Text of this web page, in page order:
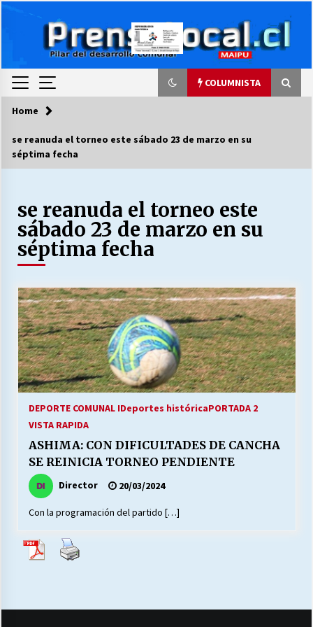
COLUMNISTA
COLUMNISTA
LA DC POR SIEMPRE.RECORDANDO 69 AÑOS DE
HISTORIA
28/07/2026
“ORGULLOSOS DE SER DC” SALUDA EL
CUMPLEAÑOS 69
27/07/2026
MUNICIPALIDAD, TRABAJADORES, CLIMA
LABORAL:
13/07/2026
Escuela hospitalaria El Carmen de Maipu.
¿Qué habrían dicho?
23/06/2026
Home
se reanuda el torneo este sábado 23 de marzo en su
séptima fecha
se reanuda el torneo este
sábado 23 de marzo en su
séptima fecha
DEPORTE COMUNAL IDeportes históricaPORTADA 2
VISTA RAPIDA
ASHIMA: CON DIFICULTADES DE CANCHA
SE REINICIA TORNEO PENDIENTE
Director 20/03/2024
Con la programación del partido […]